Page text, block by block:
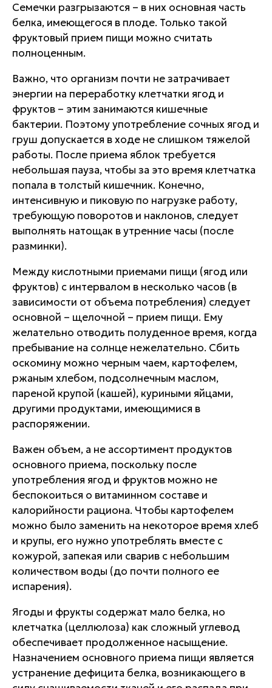
Семечки разгрызаются – в них основная часть
белка, имеющегося в плоде. Только такой
фруктовый прием пищи можно считать
полноценным.
Важно, что организм почти не затрачивает
энергии на переработку клетчатки ягод и
фруктов – этим занимаются кишечные
бактерии. Поэтому употребление сочных ягод и
груш допускается в ходе не слишком тяжелой
работы. После приема яблок требуется
небольшая пауза, чтобы за это время клетчатка
попала в толстый кишечник. Конечно,
интенсивную и пиковую по нагрузке работу,
требующую поворотов и наклонов, следует
выполнять натощак в утренние часы (после
разминки).
Между кислотными приемами пищи (ягод или
фруктов) с интервалом в несколько часов (в
зависимости от объема потребления) следует
основной – щелочной – прием пищи. Ему
желательно отводить полуденное время, когда
пребывание на солнце нежелательно. Сбить
оскомину можно черным чаем, картофелем,
ржаным хлебом, подсолнечным маслом,
пареной крупой (кашей), куриными яйцами,
другими продуктами, имеющимися в
распоряжении.
Важен объем, а не ассортимент продуктов
основного приема, поскольку после
употребления ягод и фруктов можно не
беспокоиться о витаминном составе и
калорийности рациона. Чтобы картофелем
можно было заменить на некоторое время хлеб
и крупы, его нужно употреблять вместе с
кожурой, запекая или сварив с небольшим
количеством воды (до почти полного ее
испарения).
Ягоды и фрукты содержат мало белка, но
клетчатка (целлюлоза) как сложный углевод
обеспечивает продолженное насыщение.
Назначением основного приема пищи является
устранение дефицита белка, возникающего в